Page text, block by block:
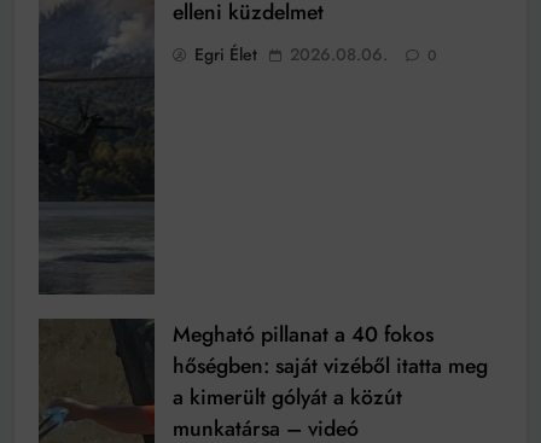
elleni küzdelmet
Egri Élet 2026.08.06. 0
Megható pillanat a 40 fokos
hőségben: saját vizéből itatta meg
a kimerült gólyát a közút
munkatársa – videó